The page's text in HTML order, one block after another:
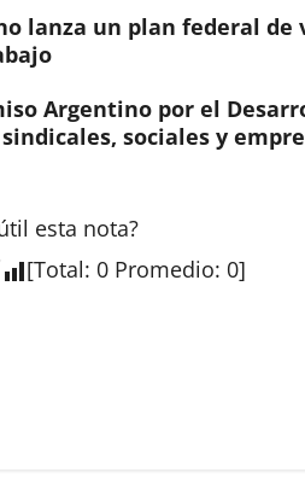
lanza un plan federal de
Argentino por el
sociales y
esta nota?
[Total: 0 Promedio: 0]